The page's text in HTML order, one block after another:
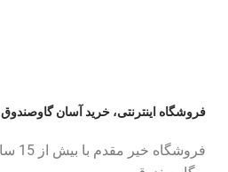
فروشگاه اینترنتی، خرید آسان گاوصندوق